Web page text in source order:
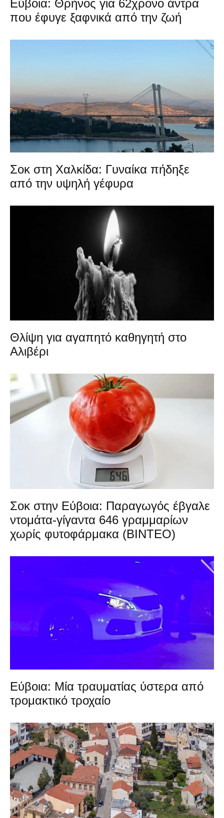
Εύβοια: Θρήνος για 62χρονο άντρα
που έφυγε ξαφνικά από την ζωή
Σοκ στη Χαλκίδα: Γυναίκα πήδηξε
από την υψηλή γέφυρα
Θλίψη για αγαπητό καθηγητή στο
Αλιβέρι
Σοκ στην Εύβοια: Παραγωγός έβγαλε
ντομάτα-γίγαντα 646 γραμμαρίων
χωρίς φυτοφάρμακα (ΒΙΝΤΕΟ)
Εύβοια: Μία τραυματίας ύστερα από
τρομακτικό τροχαίο